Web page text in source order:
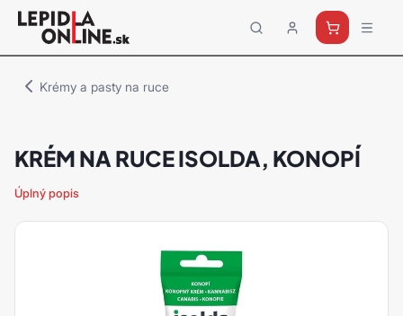
Priemyselné
lepidlá
Krémy a pasty na ruce
KRÉM NA RUCE ISOLDA, KONOPÍ
Úplný popis